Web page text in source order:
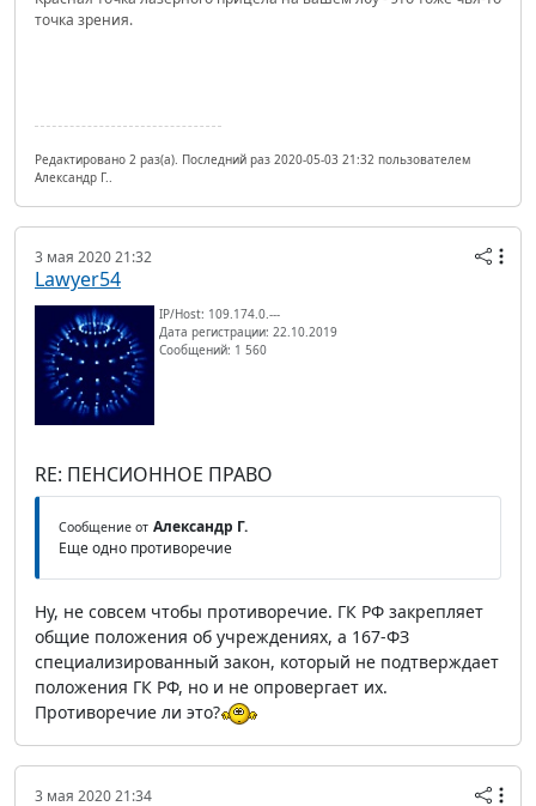
точка зрения.
Редактировано 2 раз(а). Последний раз 2020-05-03 21:32 пользователем
Александр Г..
3 мая 2020 21:32
Lawyer54
IP/Host: 109.174.0.---
Дата регистрации: 22.10.2019
Сообщений: 1 560
RE: ПЕНСИОННОЕ ПРАВО
Сообщение от Александр Г.
Еще одно противоречие
Ну, не совсем чтобы противоречие. ГК РФ закрепляет
общие положения об учреждениях, а 167-ФЗ
специализированный закон, который не подтверждает
положения ГК РФ, но и не опровергает их.
Противоречие ли это?
3 мая 2020 21:34